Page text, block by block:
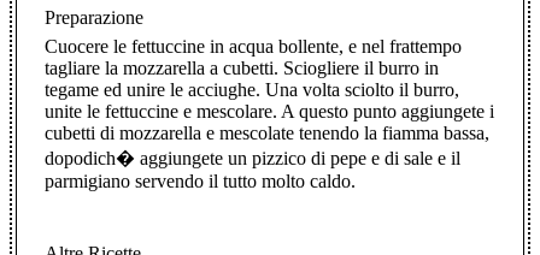
Preparazione
Cuocere le fettuccine in acqua bollente, e nel frattempo
tagliare la mozzarella a cubetti. Sciogliere il burro in
tegame ed unire le acciughe. Una volta sciolto il burro,
unite le fettuccine e mescolare. A questo punto aggiungete i
cubetti di mozzarella e mescolate tenendo la fiamma bassa,
dopodich� aggiungete un pizzico di pepe e di sale e il
parmigiano servendo il tutto molto caldo.